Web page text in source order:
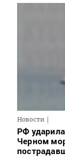
Новости
РФ
Черном